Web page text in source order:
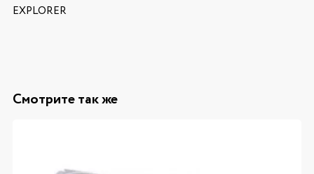
EXPLORER
Смотрите так же